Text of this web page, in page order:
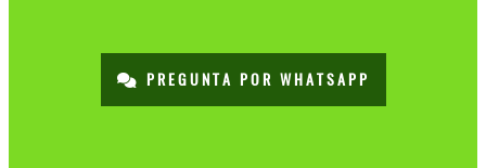
PREGUNTA POR WHATSAPP